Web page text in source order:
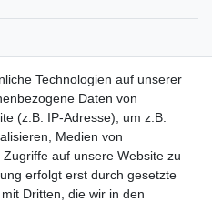
Technologien auf unserer
Daten von
(z.B. IP-Adresse), um z.B.
Medien von
auf unsere Website zu
erfolgt erst durch gesetzte
Dritten, die wir in den